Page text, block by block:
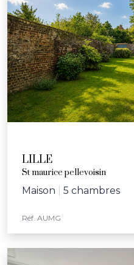
LILLE
St maurice pellevoisin
Maison 5 chambres
Réf. AUMG